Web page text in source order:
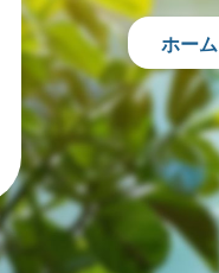
ホーム